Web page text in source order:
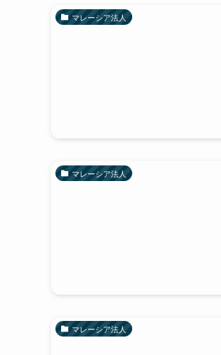
マレーシア法人
マレーシア法人
マレーシア法人